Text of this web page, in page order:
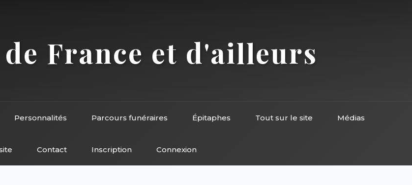
France et d'ailleurs
Personnalités Parcours funéraires Épitaphes Tout sur le site Médias
Contact Inscription Connexion